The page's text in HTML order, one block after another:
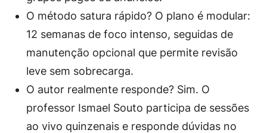
O método satura rápido? O plano é modular:
12 semanas de foco intenso, seguidas de
manutenção opcional que permite revisão
leve sem sobrecarga.
O autor realmente responde? Sim. O
professor Ismael Souto participa de sessões
ao vivo quinzenais e responde dúvidas no